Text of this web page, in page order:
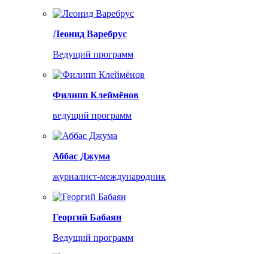
Леонид Варебрус
Ведущий программ
Филипп Клеймёнов
ведущий программ
Аббас Джума
журналист-международник
Георгий Бабаян
Ведущий программ